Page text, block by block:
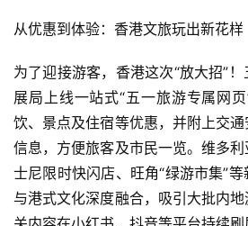
从优惠到体验：香港文旅玩出新花样
为了迎接游客，香港这次“放大招”
展局上线一站式“五一旅游专属网
饮、景点及住宿等优惠，并附上交
信息，方便旅客及市民一览。维多
士尼限时快闪店、旺角“绿游市集”
与港式文化深度融合，吸引大批内